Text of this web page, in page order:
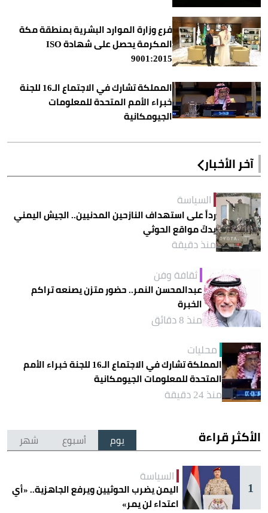
فرع وزارة الموارد البشرية بمنطقة مكة
المكرمة يحصل على شهادة ISO
9001:2015
المملكة تشارك في الاجتماع الـ16 للجنة
خبراء الأمم المتحدة للمعلومات
الجيومكانية
آخر الأخبار
السياسة
رداً على استهداف النازحين المدنيين.. الجيش اليمني
يدكّ مواقع الحوثي
منذ دقيقة
ثقافة وفن
عبدالمحسن النمر.. حضور متزن يصنعه تراكم
الخبرة
منذ 8 دقائق
محليات
المملكة تشارك في الاجتماع الـ16 للجنة خبراء الأمم
المتحدة للمعلومات الجيومكانية
منذ 24 دقيقة
الأكثر قراءة يوم أسبوع شهر
1
السياسة
اليمن يضرب الحوثيين ويرفع الجاهزية.. «أي
اعتداء لن يمر»